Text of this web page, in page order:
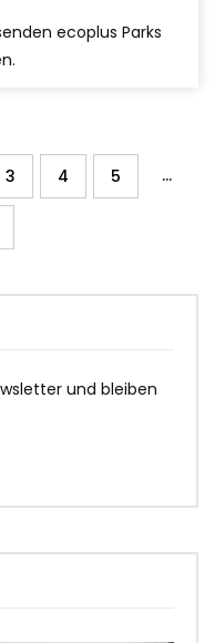
ecoplus Parks
3 4 5 ...
und bleiben